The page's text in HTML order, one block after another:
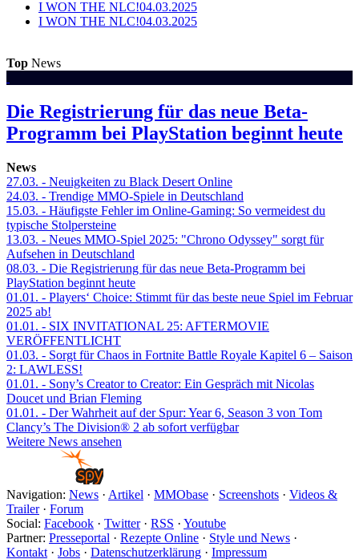
I WON THE NLC!04.03.2025
I WON THE NLC!04.03.2025
Top News
Die Registrierung für das neue Beta-
Programm bei PlayStation beginnt heute
News
27.03. - Neuigkeiten zu Black Desert Online
24.03. - Trendige MMO-Spiele in Deutschland
15.03. - Häufigste Fehler im Online-Gaming: So vermeidest du
typische Stolpersteine
13.03. - Neues MMO-Spiel 2025: "Chrono Odyssey" sorgt für
Aufsehen in Deutschland
08.03. - Die Registrierung für das neue Beta-Programm bei
PlayStation beginnt heute
01.01. - Players‘ Choice: Stimmt für das beste neue Spiel im Februar
2025 ab!
01.01. - SIX INVITATIONAL 25: AFTERMOVIE
VERÖFFENTLICHT
01.03. - Sorgt für Chaos in Fortnite Battle Royale Kapitel 6 – Saison
2: LAWLESS!
01.01. - Sony’s Creator to Creator: Ein Gespräch mit Nicolas
Doucet und Brian Fleming
01.01. - Der Wahrheit auf der Spur: Year 6, Season 3 von Tom
Clancy’s The Division® 2 ab sofort verfügbar
Weitere News ansehen
Navigation: News · Artikel · MMObase · Screenshots · Videos &
Trailer· Forum
Social: Facebook · Twitter· RSS · Youtube
Partner: Presseportal · Rezepte Online · Style und News ·
Kontakt · Jobs · Datenschutzerklärung · Impressum